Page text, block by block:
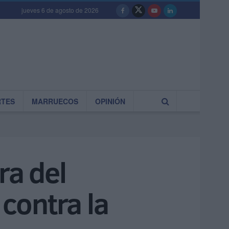
jueves 6 de agosto de 2026
MARRUECOS OPINIÓN
del
la